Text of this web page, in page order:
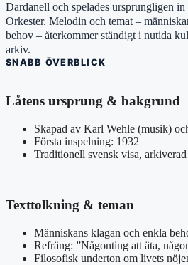
Dardanell och spelades ursprungligen
Orkester. Melodin och temat –
behov – återkommer ständigt i nutida
arkiv.
SNABB ÖVERBLICK
Låtens ursprung & bakgrund
Skapad av Karl Wehle (musik)
Första inspelning: 1932
Traditionell svensk visa,
Texttolkning & teman
Människans klagan och enkla
Refräng: ”Någonting att äta,
Filosofisk underton om livets